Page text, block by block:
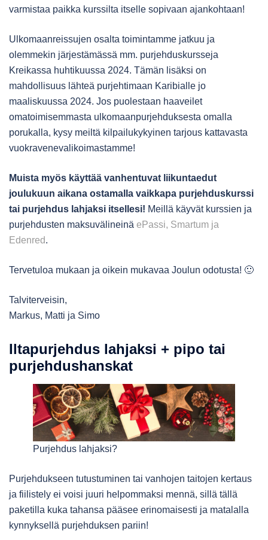
varmistaa paikka kurssilta itselle sopivaan ajankohtaan!
Ulkomaanreissujen osalta toimintamme jatkuu ja
olemmekin järjestämässä mm. purjehduskursseja
Kreikassa huhtikuussa 2024. Tämän lisäksi on
mahdollisuus lähteä purjehtimaan Karibialle jo
maaliskuussa 2024. Jos puolestaan haaveilet
omatoimisemmasta ulkomaanpurjehduksesta omalla
porukalla, kysy meiltä kilpailukykyinen tarjous kattavasta
vuokravenevalikoimastamme!
Muista myös käyttää vanhentuvat liikuntaedut
joulukuun aikana ostamalla vaikkapa purjehduskurssi
tai purjehdus lahjaksi itsellesi! Meillä käyvät kurssien ja
purjehdusten maksuvälineinä ePassi, Smartum ja
Edenred.
Tervetuloa mukaan ja oikein mukavaa Joulun odotusta! 🙂
Talviterveisin,
Markus, Matti ja Simo
Iltapurjehdus lahjaksi + pipo tai
purjehdushanskat
Purjehdus lahjaksi?
Purjehdukseen tutustuminen tai vanhojen taitojen kertaus
ja fiilistely ei voisi juuri helpommaksi mennä, sillä tällä
paketilla kuka tahansa pääsee erinomaisesti ja matalalla
kynnyksellä purjehduksen pariin!